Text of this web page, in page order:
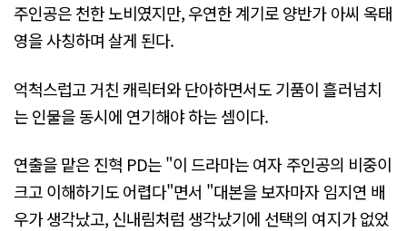
주인공은 천한 노비였지만, 우연한 계기로 양반가 아씨 옥태
영을 사칭하며 살게 된다.
억척스럽고 거친 캐릭터와 단아하면서도 기품이 흘러넘치
는 인물을 동시에 연기해야 하는 셈이다.
연출을 맡은 진혁 PD는 "이 드라마는 여자 주인공의 비중이
크고 이해하기도 어렵다"면서 "대본을 보자마자 임지연 배
우가 생각났고, 신내림처럼 생각났기에 선택의 여지가 없었